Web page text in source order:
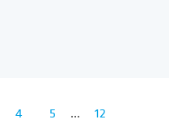
4 5 ...
12